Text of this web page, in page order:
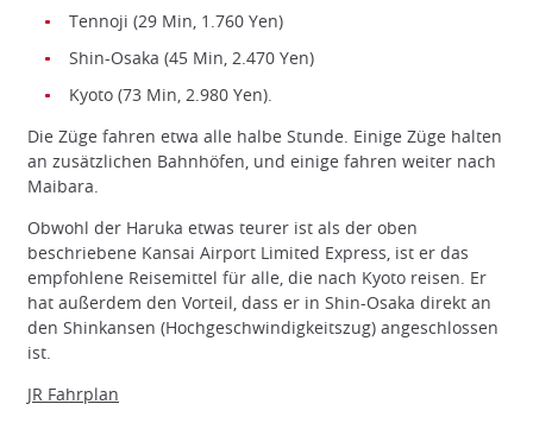
Tennoji (29 Min, 1.760 Yen)
Shin-Osaka (45 Min, 2.470 Yen)
Kyoto (73 Min, 2.980 Yen).
Die Züge fahren etwa alle halbe Stunde. Einige Züge halten
an zusätzlichen Bahnhöfen, und einige fahren weiter nach
Maibara.
Obwohl der Haruka etwas teurer ist als der oben
beschriebene Kansai Airport Limited Express, ist er das
empfohlene Reisemittel für alle, die nach Kyoto reisen. Er
hat außerdem den Vorteil, dass er in Shin-Osaka direkt an
den Shinkansen (Hochgeschwindigkeitszug) angeschlossen
ist.
JR Fahrplan